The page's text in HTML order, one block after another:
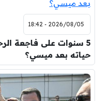
2026/08/05 - 18:42
5 سنوات على فاجعة
حياته بعد ميسي؟